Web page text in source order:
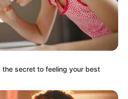
secret to feeling your best